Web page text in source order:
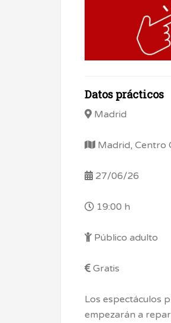
Datos prácticos
Madrid
Madrid, Centro
27/06/26
19:00 h
Público adulto
Gratis
Los espectáculos
empezarán a